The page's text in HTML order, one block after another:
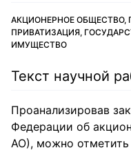
АКЦИОНЕРНОЕ ОБЩЕСТВО,
ПРИВАТИЗАЦИЯ,
ИМУЩЕСТВО
Текст научной
Проанализировав
Федерации об
АО), можно